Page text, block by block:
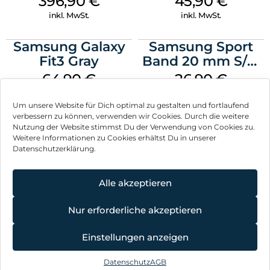
Um unsere Website für Dich optimal zu gestalten und fortlaufend
verbessern zu können, verwenden wir Cookies. Durch die weitere
Nutzung der Website stimmst Du der Verwendung von Cookies zu.
Weitere Informationen zu Cookies erhältst Du in unserer
Datenschutzerklärung.
Alle akzeptieren
Nur erforderliche akzeptieren
Einstellungen anzeigen
DatenschutzAGB
alles ohne dein iPhone. Und jetzt bist du mit schnellem 5G
WEGWEISENDE ARMBÄNDER.
Für die Ultra 3 gibt es vier elegante, vielseitige
Armbandstyles mit unendlich vielen Möglichkeiten für alles,
was du täglich machst – egal ob du dich auspowerst oder
inkl. MwSt.
Watch7 Cream
inkl. MwSt.
Samsung Galaxy
Fit3 Gray
64,90€
Samsung Sport
Band 20 mm S/M
Galaxy Watch4
26,90€
Vertrag widerrufen
Hinweis zur Batterieentsorgung
, Brodos AG – All Rights Reserved.